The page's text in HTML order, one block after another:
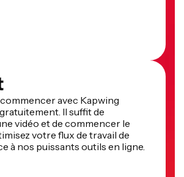
avec Kapwing
Il suffit de
vidéo et de commencer le
votre flux de travail de
à nos puissants outils en ligne.